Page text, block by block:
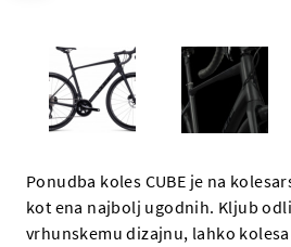
Ponudba koles CUBE je na
kot ena najbolj ugodnih. Kljub
vrhunskemu dizajnu, lahko kolesa